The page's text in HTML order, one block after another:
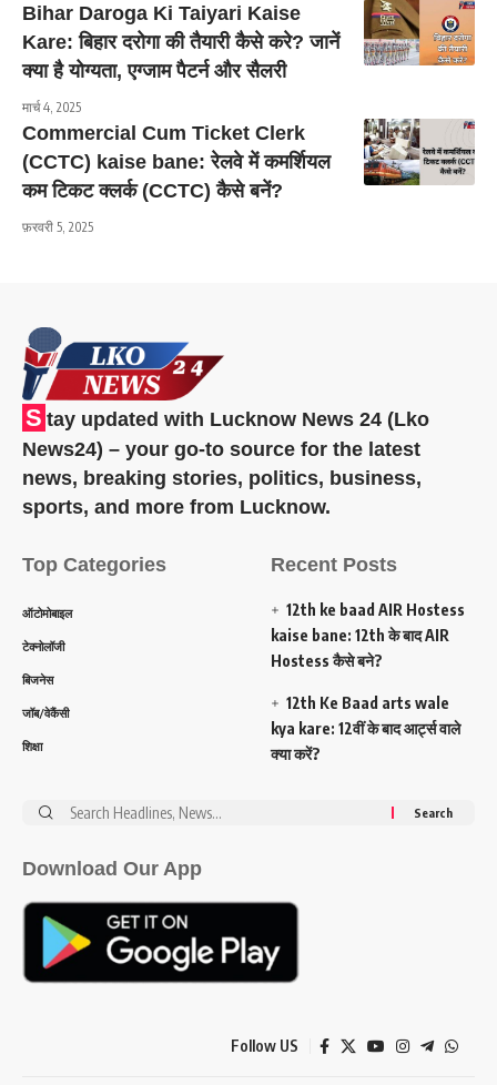
Bihar Daroga Ki Taiyari Kaise
Kare: बिहार दरोगा की तैयारी कैसे करे? जानें
क्या है योग्यता, एग्जाम पैटर्न और सैलरी
मार्च 4, 2025
Commercial Cum Ticket Clerk
(CCTC) kaise bane: रेलवे में कमर्शियल
कम टिकट क्लर्क (CCTC) कैसे बनें?
फ़रवरी 5, 2025
S tay updated with Lucknow News 24 (Lko
News24) – your go-to source for the latest
news, breaking stories, politics, business,
sports, and more from Lucknow.
Top Categories
ऑटोमोबाइल
टेक्नोलॉजी
बिजनेस
जॉब/वेकैंसी
शिक्षा
Recent Posts
12th ke baad AIR Hostess
kaise bane: 12th के बाद AIR
Hostess कैसे बने?
12th Ke Baad arts wale
kya kare: 12वीं के बाद आर्ट्स वाले
क्या करें?
Search
Download Our App
Follow US